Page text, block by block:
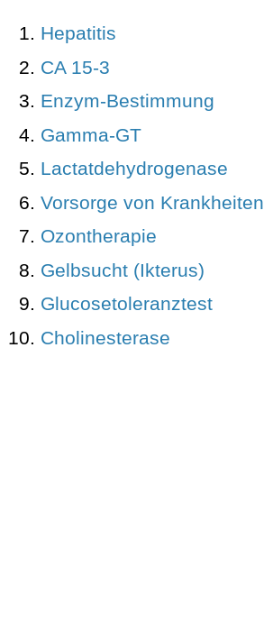
Hepatitis
CA 15-3
Enzym-Bestimmung
Gamma-GT
Lactatdehydrogenase
Vorsorge von Krankheiten
Ozontherapie
Gelbsucht (Ikterus)
Glucosetoleranztest
Cholinesterase